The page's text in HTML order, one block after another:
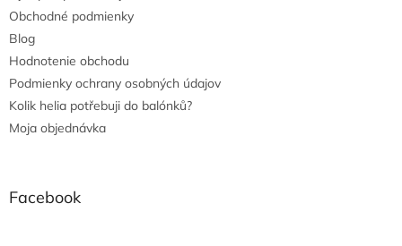
Obchodné podmienky
Blog
Hodnotenie obchodu
Podmienky ochrany osobných údajov
Kolik helia potřebuji do balónků?
Moja objednávka
Facebook